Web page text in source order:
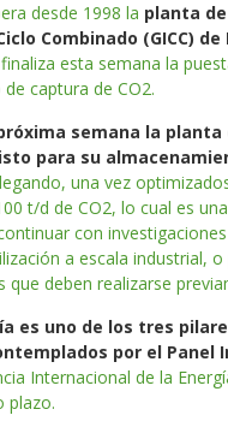
desde 1998 la planta
Combinado (GICC)
finaliza esta semana la
captura de CO2.
semana la planta
para su
una vez
t/d de CO2, lo cual es
con
a escala industrial,
que deben realizarse
es uno de los tres
por el
Internacional de la
plazo.